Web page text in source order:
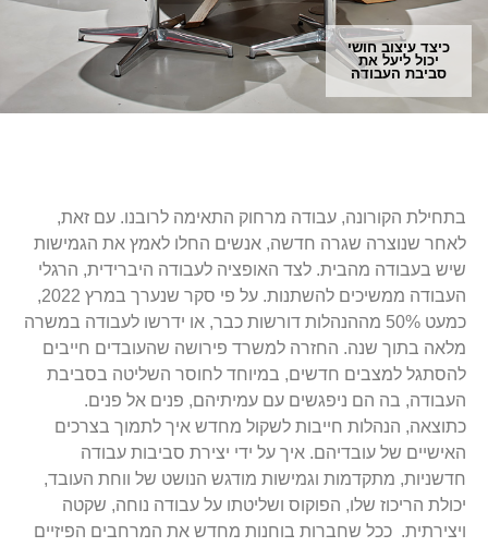
כיצד עיצוב חושי
יכול ליעל את
סביבת העבודה
בתחילת הקורונה, עבודה מרחוק התאימה לרובנו. עם זאת,
לאחר שנוצרה שגרה חדשה, אנשים החלו לאמץ את הגמישות
שיש בעבודה מהבית. לצד האופציה לעבודה היברידית, הרגלי
העבודה ממשיכים להשתנות. על פי סקר שנערך במרץ 2022,
כמעט 50% מההנהלות דורשות כבר, או ידרשו לעבודה במשרה
מלאה בתוך שנה. החזרה למשרד פירושה שהעובדים חייבים
להסתגל למצבים חדשים, במיוחד לחוסר השליטה בסביבת
העבודה, בה הם ניפגשים עם עמיתיהם, פנים אל פנים.
כתוצאה, הנהלות חייבות לשקול מחדש איך לתמוך בצרכים
האישיים של עובדיהם. איך על ידי יצירת סביבות עבודה
חדשניות, מתקדמות וגמישות מודגש הנושט של ווחת העובד,
יכולת הריכוז שלו, הפוקוס ושליטתו על עבודה נוחה, שקטה
ויצירתית. ככל שחברות בוחנות מחדש את המרחבים הפיזיים